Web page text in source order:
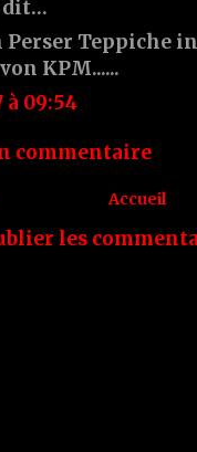
dit…
Perser Teppiche
KPM......
à 09:54
commentaire
Accueil
les